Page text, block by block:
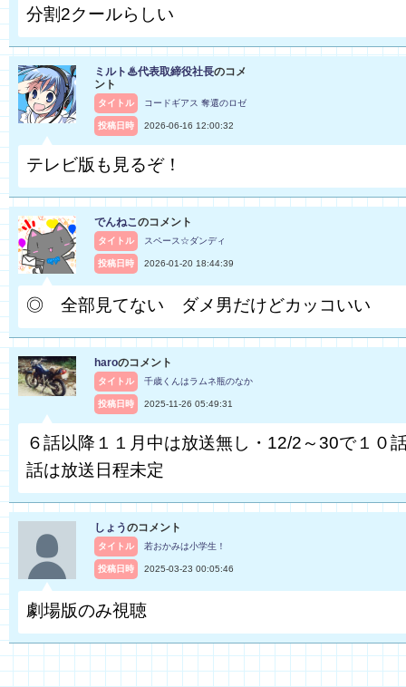
分割2クールらしい
ミルト♨代表取締役社長のコメ
ント
タイトル コードギアス 奪還のロゼ
投稿日時 2026-06-16 12:00:32
テレビ版も見るぞ！
でんねこのコメント
タイトル スペース☆ダンディ
投稿日時 2026-01-20 18:44:39
◎ 全部見てない ダメ男だけどカッコいい
haroのコメント
タイトル 千歳くんはラムネ瓶のなか
投稿日時 2025-11-26 05:49:31
６話以降１１月中は放送無し・12/2～30で１０
話は放送日程未定
しょうのコメント
タイトル 若おかみは小学生！
投稿日時 2025-03-23 00:05:46
劇場版のみ視聴